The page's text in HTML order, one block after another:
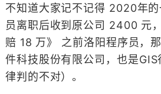
不知道大家记不记得 2020年
员离职后收到原公司 2400 元
赔 18 万》 之前洛阳程序员，
件科技股份有限公司，也是
律判的不对）。